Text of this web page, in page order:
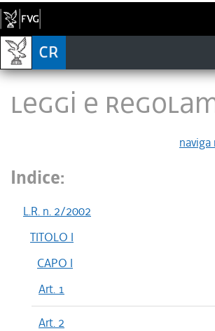
LEGGI E
Indice:
L.R. n. 2/2002
TITOLO I
CAPO I
Art. 1
Art. 2